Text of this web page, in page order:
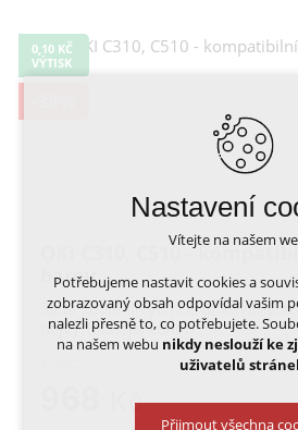
0,10 KČ
VÝTISK
OKI C310, C510 -
barev
Sada spolehlivých
nejvýhodnější cenou
Kč
Nastavení
Vítejte na našem
Potřebujeme nastavit cookies a
zobrazovaný obsah odpovídal vašim
nalezli přesně to, co potřebujete.
na našem webu nikdy neslouží ke
uživatelů
Přijmout všechna